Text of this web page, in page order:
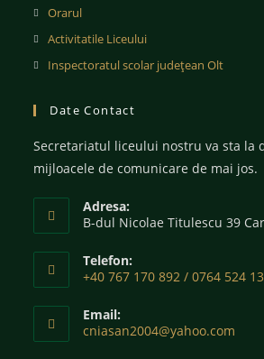
Orarul
Activitatile Liceului
Inspectoratul scolar județean Olt
Date Contact
Secretariatul liceului nostru va sta la
mijloacele de comunicare de mai jos.
Adresa:
B-dul Nicolae Titulescu 39
Telefon:
+40 767 170 892 / 0764 524
Email:
cniasan2004@yahoo.com